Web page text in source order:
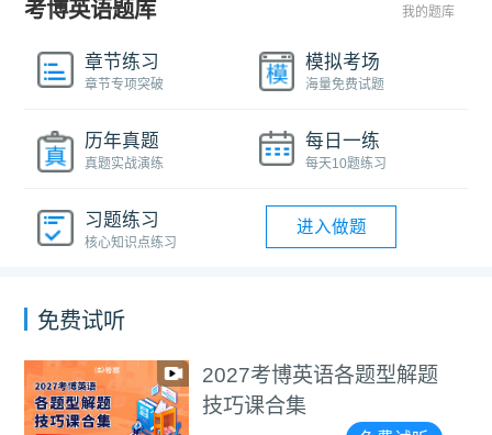
考博英语题库 我的题库
章节练习
章节专项突破
模拟考场
海量免费试题
历年真题
真题实战演练
每日一练
每天10题练习
习题练习
核心知识点练习
进入做题
免费试听
2027考博英语各题型解题
技巧课合集